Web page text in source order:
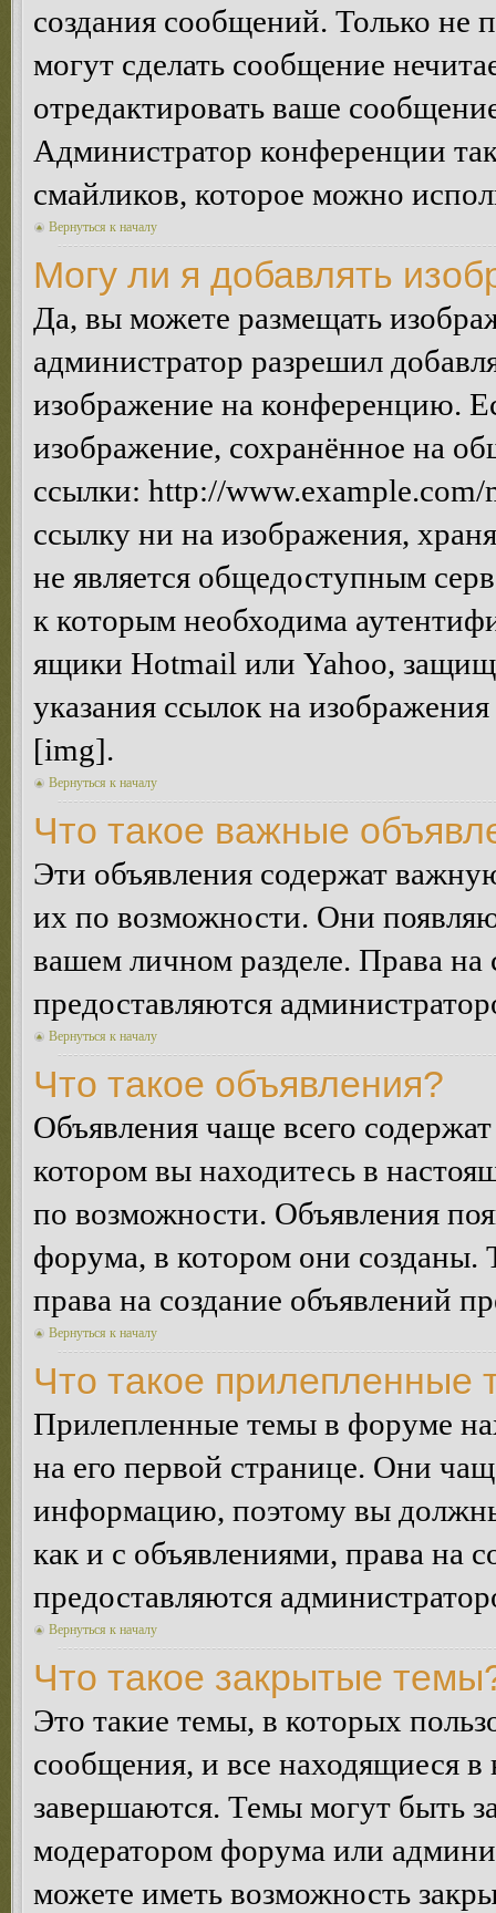
создания сообщений. Только не
могут сделать сообщение
отредактировать ваше
Администратор конференции
смайликов, которое можно
Вернуться к началу
Могу ли я добавлять
Да, вы можете размещать
администратор разрешил
изображение на конференцию.
изображение, сохранённое на
ссылки: http://
ссылку ни на изображения,
не является общедоступным
к которым необходима
ящики Hotmail или Yahoo,
указания ссылок на
[img].
Вернуться к началу
Что такое важные
Эти объявления содержат
их по возможности. Они
вашем личном разделе. Права
предоставляются
Вернуться к началу
Что такое объявления?
Объявления чаще всего
котором вы находитесь в
по возможности. Объявления
форума, в котором они
права на создание объявлений
Вернуться к началу
Что такое прилепленные
Прилепленные темы в форуме
на его первой странице. Они
информацию, поэтому вы
как и с объявлениями, права на
предоставляются
Вернуться к началу
Что такое закрытые
Это такие темы, в которых
сообщения, и все находящиеся
завершаются. Темы могут быть
модератором форума или
можете иметь возможность